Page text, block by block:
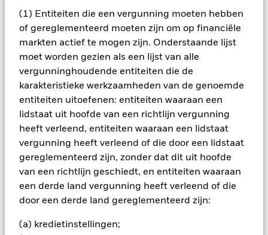
(1) Entiteiten die een vergunning moeten hebben
of gereglementeerd moeten zijn om op financiële
markten actief te mogen zijn. Onderstaande lijst
moet worden gezien als een lijst van alle
vergunninghoudende entiteiten die de
karakteristieke werkzaamheden van de genoemde
entiteiten uitoefenen: entiteiten waaraan een
lidstaat uit hoofde van een richtlijn vergunning
heeft verleend, entiteiten waaraan een lidstaat
vergunning heeft verleend of die door een lidstaat
gereglementeerd zijn, zonder dat dit uit hoofde
van een richtlijn geschiedt, en entiteiten waaraan
een derde land vergunning heeft verleend of die
door een derde land gereglementeerd zijn:
(a) kredietinstellingen;
oorspronkelijke inleg.
Alle aandelenklassen met valutahedging van dit fonds
gebruiken derivaten om valutarisico's af te dekken. Het
gebruik van derivaten voor een aandelenklasse kan een
potentieel besmettingsrisico (ook bekend als spill-over) voor
beheermaatschappij van het fonds waarborgt dat er
geschikte procedures worden gebruikt om het
besmettingsrisico voor andere aandelenklassen te
minimaliseren. Via het uitklapvakje direct onder de naam van
het fonds, kunt u een lijst van alle aandelenklassen in het
fonds bekijken – aandelenklassen met valutahedging worden
aangegeven door het woord 'Hedged' in de naam van de
aandelenklasse. Daarnaast is een volledige lijst van alle
verkrijgbaar bij de beheermaatschappij van het fonds.